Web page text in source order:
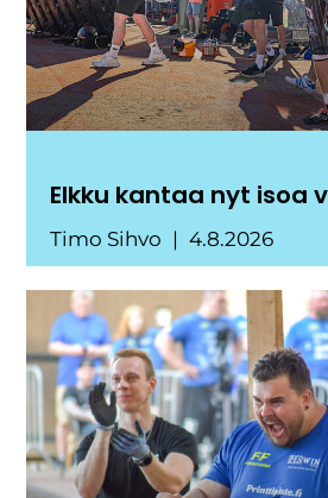
Elkku kantaa nyt isoa
Timo Sihvo 4.8.2026